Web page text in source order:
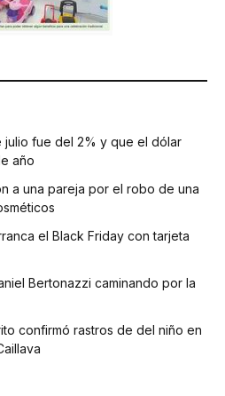
julio fue del 2% y que el dólar
año
a una pareja por el robo de una
el Black Friday con tarjeta
Bertonazzi caminando por la
confirmó rastros de del niño en